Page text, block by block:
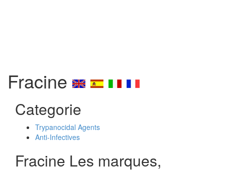
Fracine
Categorie
Trypanocidal Agents
Anti-Infectives
Fracine Les marques,